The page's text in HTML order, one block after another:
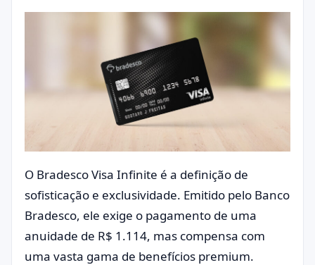
O Bradesco Visa Infinite é a definição de
sofisticação e exclusividade. Emitido pelo Banco
Bradesco, ele exige o pagamento de uma
anuidade de R$ 1.114, mas compensa com
uma vasta gama de benefícios premium.